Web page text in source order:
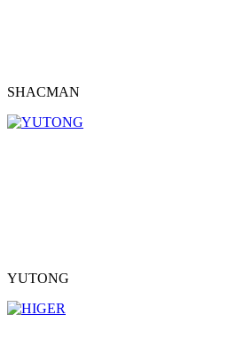
SHACMAN
YUTONG